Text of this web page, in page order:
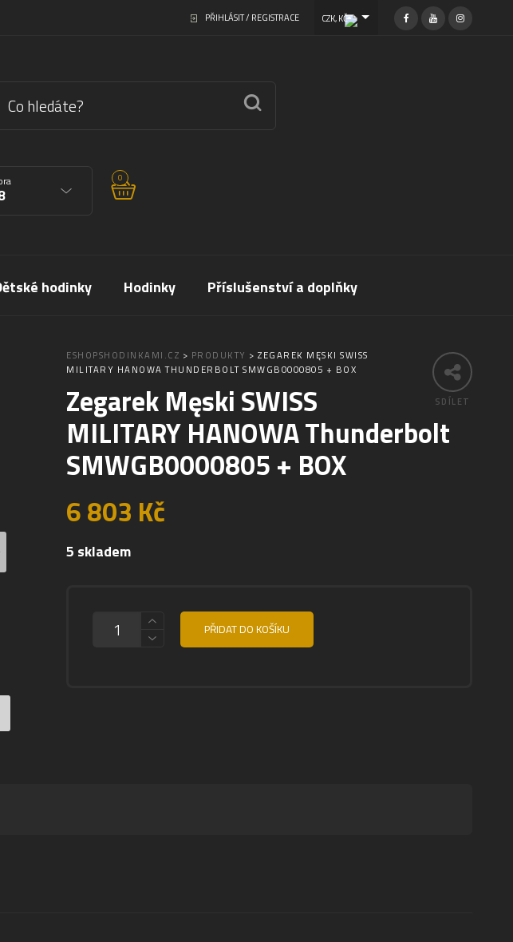
PŘIHLÁSIT / REGISTRACE CZK, KČ
0
hodinky Hodinky Příslušenství a doplňky
SDÍLET
ESHOPSHODINKAMI.CZ > PRODUKTY >ZEGAREK MĘSKI SWISS
MILITARY HANOWA THUNDERBOLT SMWGB0000805 + BOX
Zegarek Męski SWISS
MILITARY HANOWA Thunderbolt
SMWGB0000805 + BOX
6 803 Kč
5 skladem
PŘIDAT DO KOŠÍKU